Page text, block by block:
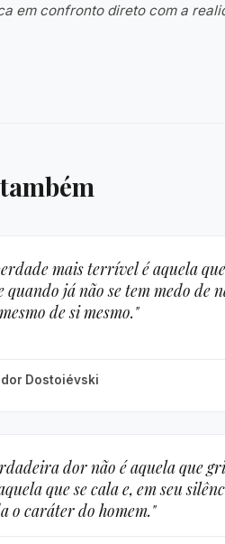
em confronto direto com a
mais terrível é aquela que
quando já não se tem medo de
de si mesmo."
Dostoiévski
dor não é aquela que
que se cala e, em seu
o caráter do homem."